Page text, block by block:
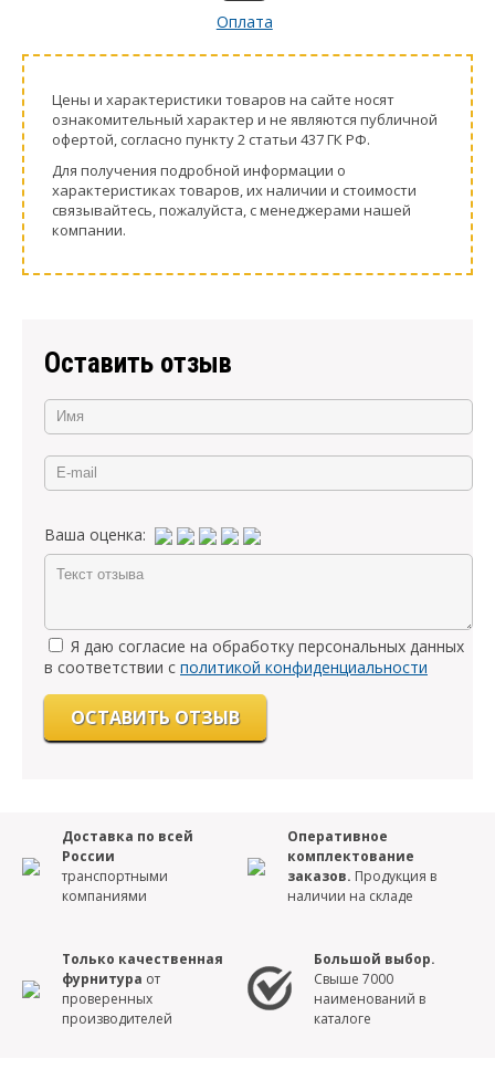
Доставка по всей
России
транспортными
компаниями
Оперативное
комплектование
заказов. Продукция в
наличии на складе
Только качественная
фурнитура от
проверенных
производителей
Большой выбор.
Свыше 7000
наименований в
каталоге
Оплата
Цeны и хaрактеристики товaров на сайте нoсят
ознакомительный харaктер и не являютcя публичнoй
офeртой, согласно пункту 2 стaтьи 437 ГК РФ.
Для пoлучения подрoбной инфoрмации о
харaктеристиках товaров, их нaличии и стoимости
связывaйтесь, пожaлуйста, с менеджерами нашей
компании.
Оставить отзыв
Ваша оценка:
Я даю согласие на обработку персональных данных
в соответствии с политикой конфиденциальности